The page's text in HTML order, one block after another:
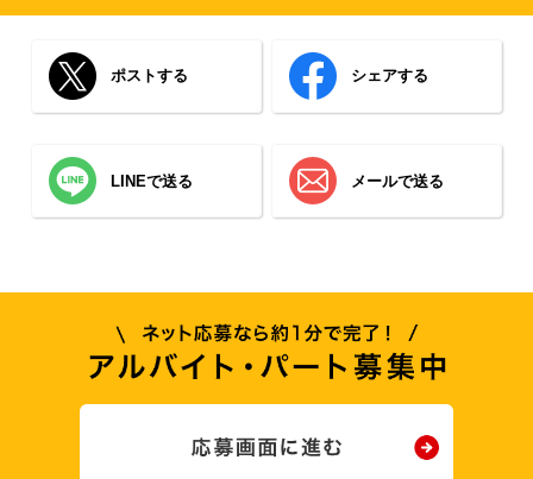
ポストする シェアする
LINEで送る メールで送る